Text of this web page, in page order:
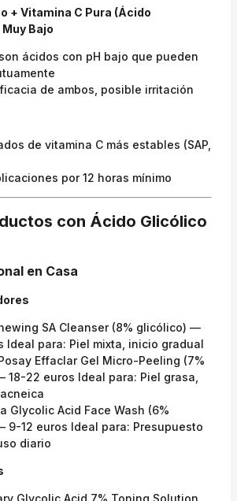
+ Vitamina C Pura (Ácido
Bajo
ácidos con pH bajo que pueden
de ambos, posible irritación
de vitamina C más estables (SAP,
por 12 horas mínimo
con Ácido Glicólico
en Casa
SA Cleanser (8% glicólico) —
Ideal para: Piel mixta, inicio gradual
Effaclar Gel Micro-Peeling (7%
18-22 euros Ideal para: Piel grasa,
Glycolic Acid Face Wash (6%
9-12 euros Ideal para: Presupuesto
diario
Glycolic Acid 7% Toning Solution